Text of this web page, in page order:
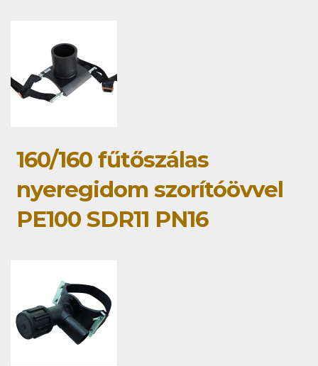
160/160 fűtőszálas
nyeregidom szorítóövvel
PE100 SDR11 PN16